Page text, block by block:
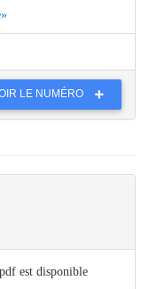
LE NUMÉRO
est disponible